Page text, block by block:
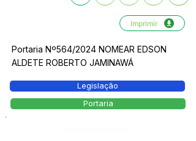
Imprimir
Portaria Nº564/2024 NOMEAR EDSON
ALDETE ROBERTO JAMINAWÁ
Legislação
Portaria